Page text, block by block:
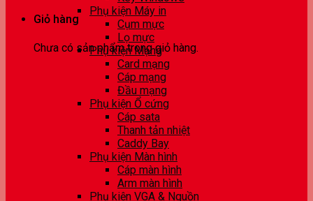
Giỏ hàng
Chưa có sản phẩm trong giỏ hàng.
Phụ kiện Máy in
Cụm mực
Lọ mực
Phụ kiện Mạng
Card mạng
Cáp mạng
Đầu mạng
Phụ kiện Ổ cứng
Cáp sata
Thanh tản nhiệt
Caddy Bay
Phụ kiện Màn hình
Cáp màn hình
Arm màn hình
Phụ kiện VGA & Nguồn